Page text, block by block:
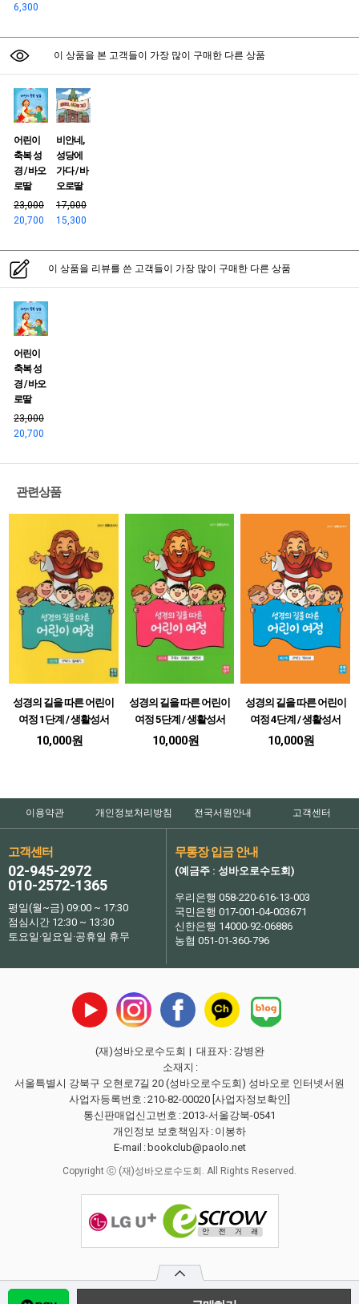
6,300
이 상품을 본 고객들이 가장 많이 구매한 다른 상품
어린이
축복 성
경 / 바오
로딸
23,000
20,700
비안네,
성당에
가다 / 바
오로딸
17,000
15,300
이 상품을 리뷰를 쓴 고객들이 가장 많이 구매한 다른 상품
어린이
축복 성
경 / 바오
로딸
23,000
20,700
관련상품
성경의 길을 따른 어린이
여정 1단계 / 생활성서
10,000원
성경의 길을 따른 어린이
여정 5단계 / 생활성서
10,000원
성경의 길을 따른 어린이
여정 4단계 / 생활성서
10,000원
이용약관 개인정보처리방침 전국서원안내 고객센터
고객센터
02-945-2972
010-2572-1365
평일(월~금) 09:00 ~ 17:30
점심시간 12:30 ~ 13:30
토요일·일요일·공휴일 휴무
무통장 입금 안내
(예금주 : 성바오로수도회)
우리은행 058-220-616-13-003
국민은행 017-001-04-003671
신한은행 14000-92-06886
농협 051-01-360-796
(재)성바오로수도회 | 대표자 : 강병완
소재지 :
서울특별시 강북구 오현로7길 20 (성바오로수도회) 성바오로 인터넷서원
사업자등록번호 :210-82-00020 [사업자정보확인]
통신판매업신고번호 :2013-서울강북-0541
개인정보 보호책임자 : 이봉하
E-mail : bookclub@paolo.net
Copyright ⓒ (재)성바오로수도회. All Rights Reserved.